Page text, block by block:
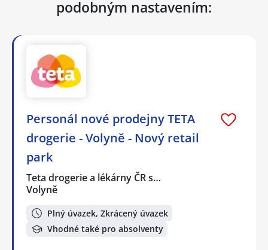
podobným nastavením:
Personál nové prodejny TETA
drogerie - Volyně - Nový retail
park
Teta drogerie a lékárny ČR s…
Volyně
Plný úvazek, Zkrácený úvazek
Vhodné také pro absolventy